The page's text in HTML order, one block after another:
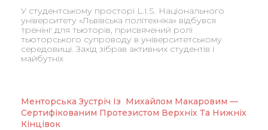
У студентському просторі L.I.S. Національного
університету «Львівська політехніка» відбувся
тренінг для тьюторів, присвячений ролі
тьюторського супроводу в університетському
середовищі. Захід зібрав активних студентів і
майбутніх
Менторська Зустріч Із Михайлом Макаровим —
Сертифікованим Протезистом Верхніх Та Нижніх
Кінцівок